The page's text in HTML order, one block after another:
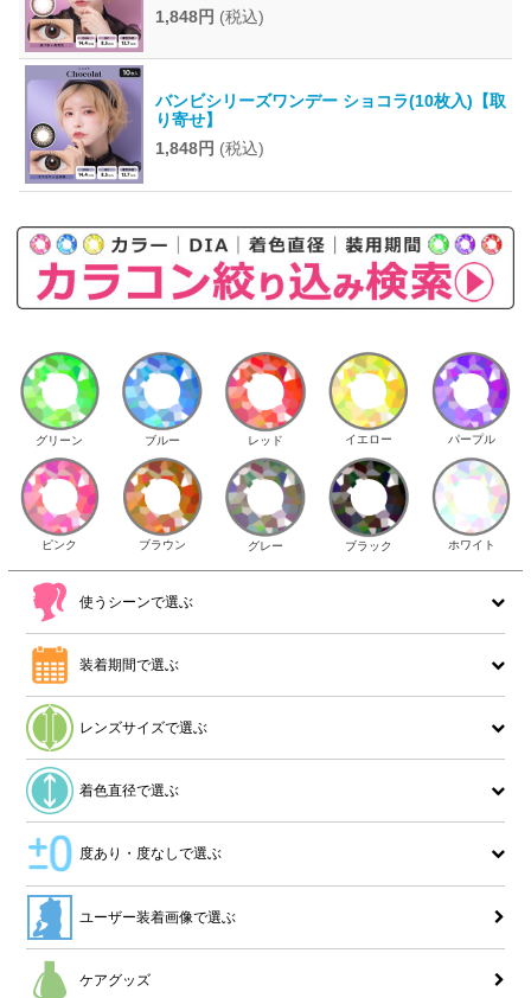
1,848円 (税込)
バンビシリーズワンデー ショコラ(10枚入)【取
り寄せ】
1,848円 (税込)
グリーン ブルー レッド イエロー パープル
ピンク ブラウン グレー ブラック ホワイト
使うシーンで選ぶ
装着期間で選ぶ
レンズサイズで選ぶ
着色直径で選ぶ
度あり・度なしで選ぶ
ユーザー装着画像で選ぶ
ケアグッズ